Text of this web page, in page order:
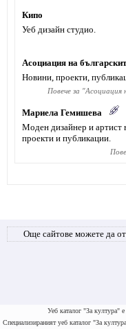
Кипо
Уеб дизайн студио.
Асоциация на
Новини, проекти,
Повече за "Асоциация
Мариела Гемишева
Моден дизайнер и артист
проекти и публикации.
Още сайтове можете да
Уеб каталог "За
Специализираният уеб каталог "За